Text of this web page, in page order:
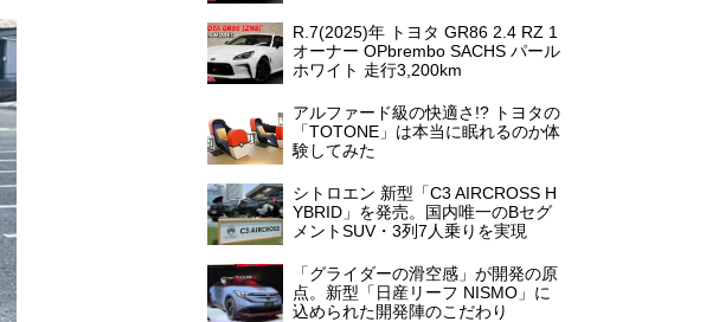
R.7(2025)年 トヨタ GR86 2.4 RZ 1
オーナー OPbrembo SACHS パール
ホワイト 走行3,200km
アルファード級の快適さ!? トヨタの
「TOTONE」は本当に眠れるのか体
験してみた
シトロエン 新型「C3 AIRCROSS H
YBRID」を発売。国内唯一のBセグ
メントSUV・3列7人乗りを実現
「グライダーの滑空感」が開発の原
点。新型「日産リーフ NISMO」に
込められた開発陣のこだわり